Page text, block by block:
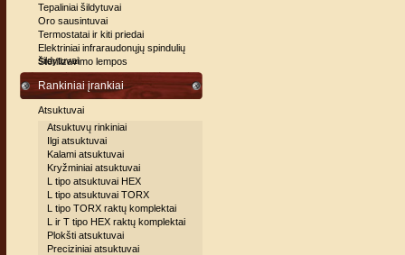
Tepaliniai šildytuvai
Oro sausintuvai
Termostatai ir kiti priedai
Elektriniai infraraudonųjų spindulių
šildytuvai
Sterilizavimo lempos
Rankiniai įrankiai
Atsuktuvai
Atsuktuvų rinkiniai
Ilgi atsuktuvai
Kalami atsuktuvai
Kryžminiai atsuktuvai
L tipo atsuktuvai HEX
L tipo atsuktuvai TORX
L tipo TORX raktų komplektai
L ir T tipo HEX raktų komplektai
Plokšti atsuktuvai
Preciziniai atsuktuvai